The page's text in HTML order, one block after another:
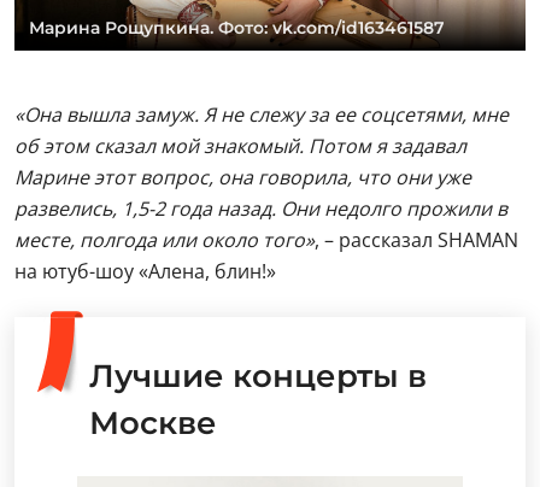
Марина Рощупкина. Фото: vk.com/id163461587
«Она вышла замуж. Я не слежу за ее соцсетями, мне
об этом сказал мой знакомый. Потом я задавал
Марине этот вопрос, она говорила, что они уже
развелись, 1,5-2 года назад. Они недолго прожили в
месте, полгода или около того», – рассказал SHAMAN
на ютуб-шоу «Алена, блин!»
Лучшие концерты в
Москве